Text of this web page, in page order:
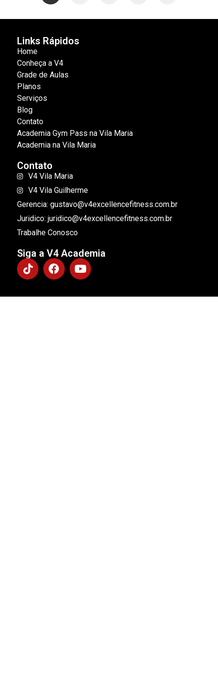
Links Rápidos
Home
Conheça a V4
Grade de Aulas
Planos
Serviços
Blog
Contato
Academia Gym Pass na Vila Maria
Academia na Vila Maria
Contato
V4 Vila Maria
V4 Vila Guilherme
Gerencia: gustavo@v4excellencefitness.com.br
Juridico: juridico@v4excellencefitness.com.br
Trabalhe Conosco
Siga a V4 Academia